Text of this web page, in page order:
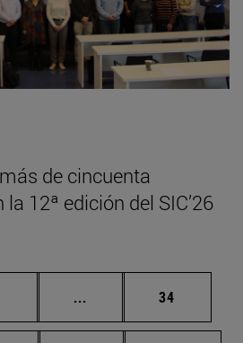
de cincuenta
12ª edición del SIC’26
... Páginas intermedias
Página
34